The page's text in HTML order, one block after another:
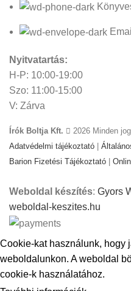
Nyitvatartás:
H-P: 10:00-19:00
Szo: 11:00-15:00
V: Zárva
Írók Boltja Kft.
2026 Minden
Adatvédelmi tájékoztató
Barion Fizetési Tájékoztató
Weboldal készítés: Gyors
weboldal-keszites.hu
Cookie-kat használunk, hogy
weboldalunkon. A weboldal
cookie-k használatához.